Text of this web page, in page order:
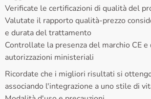
Verificate le certificazioni di qualità del
Valutate il rapporto qualità-prezzo
e durata del trattamento
Controllate la presenza del marchio CE e
autorizzazioni ministeriali
Ricordate che i migliori risultati si
associando l'integrazione a uno stile di